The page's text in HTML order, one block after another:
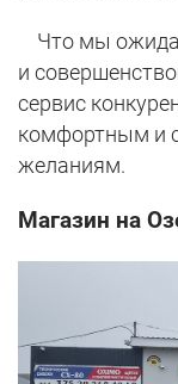
Что мы
и
сервис
комфортным и
желаниям.
Магазин на